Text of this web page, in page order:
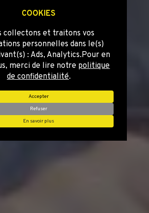
COOKIES
collectons et traitons vos
personnelles dans le(s)
: Ads, Analytics.Pour en
merci de lire notre politique
de confidentialité.
Accepter
Refuser
En savoir plus